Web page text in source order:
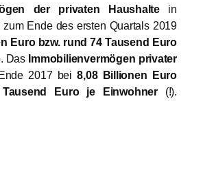
der privaten Haushalte in
Ende des ersten Quartals 2019
Euro bzw. rund 74 Tausend Euro
Das Immobilienvermögen privater
2017 bei8,08 Billionen Euro
Euro je Einwohner(!).